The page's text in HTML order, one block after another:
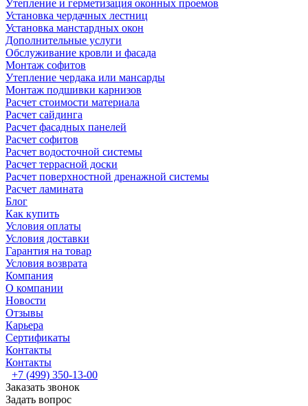
Утепление и герметизация оконных проемов
Установка чердачных лестниц
Установка манстардных окон
Дополнительные услуги
Обслуживание кровли и фасада
Монтаж софитов
Утепление чердака или мансарды
Монтаж подшивки карнизов
Расчет стоимости материала
Расчет сайдинга
Расчет фасадных панелей
Расчет софитов
Расчет водосточной системы
Расчет террасной доски
Расчет поверхностной дренажной системы
Расчет ламината
Блог
Как купить
Условия оплаты
Условия доставки
Гарантия на товар
Условия возврата
Компания
О компании
Новости
Отзывы
Карьера
Сертификаты
Контакты
Контакты
+7 (499) 350-13-00
Заказать звонок
Задать вопрос